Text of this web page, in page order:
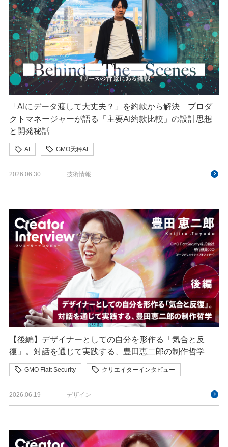
「AIにデータ渡して大丈夫？」を約款から解決 プロダ
クトマネージャーが語る「主要AI約款比較」の設計思想
と開発秘話
AI GMO天秤AI
2026.06.30 技術情報
【後編】デザイナーとしての自分を形作る「気合と反
復」。対話を通じて実践する、豊田恵二郎の制作哲学
GMO Flatt Security
クリエイターインタビュー
2026.06.19
デザイン